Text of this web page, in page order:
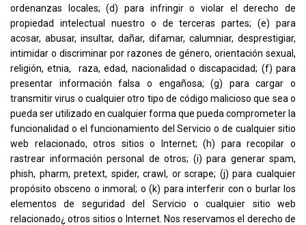
ordenanzas locales; (d) para infringir o violar el derecho de
propiedad intelectual nuestro o de terceras partes; (e) para
acosar, abusar, insultar, dañar, difamar, calumniar, desprestigiar,
intimidar o discriminar por razones de género, orientación sexual,
religión, etnia, raza, edad, nacionalidad o discapacidad; (f) para
presentar información falsa o engañosa; (g) para cargar o
transmitir virus o cualquier otro tipo de código malicioso que sea o
pueda ser utilizado en cualquier forma que pueda comprometer la
funcionalidad o el funcionamiento del Servicio o de cualquier sitio
web relacionado, otros sitios o Internet; (h) para recopilar o
rastrear información personal de otros; (i) para generar spam,
phish, pharm, pretext, spider, crawl, or scrape; (j) para cualquier
propósito obsceno o inmoral; o (k) para interferir con o burlar los
elementos de seguridad del Servicio o cualquier sitio web
relacionado¿ otros sitios o Internet. Nos reservamos el derecho de